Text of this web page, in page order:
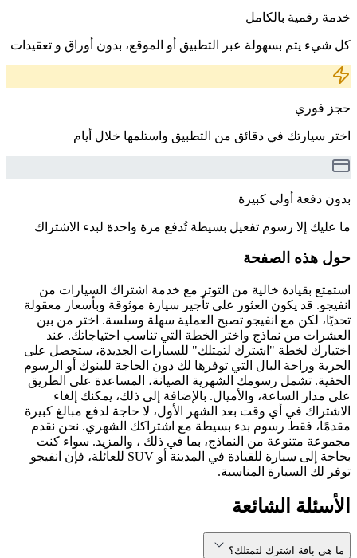
خدمة رقمية بالكامل
كل شيء يتم بسهولة عبر التطبيق أو الموقع، بدون أوراق و تعقيدات
حجز فوري
اختر سيارتك في دقائق من التطبيق واستلمها خلال أيام
بدون دفعة أولى كبيرة
ما عليك إلا رسوم تفعيل بسيطة تُدفع مرة واحدة لبدء الاشتراك
حول هذه الصفحة
استمتع بقيادة خالية من التوتر مع خدمة اشتراك السيارات من
انفيجو. قد يكون العثور على تأجير سيارة موثوقة وبأسعار معقولة
تحديًا، لكن مع انفيجو تصبح العملية سهلة وسلسة. اختر من بين
العشرات من نماذج واختر الخطة التي تناسب احتياجاتك. عند
اختيارك لخطة "اشترك لتمتلك" للسيارات الجديدة، ستحصل على
الحرية وراحة البال التي توفرها لك دون الحاجة للبنوك أو الرسوم
الخفية. تشمل رسومك الشهرية الصيانة، المساعدة على الطريق
على مدار الساعة، والأميال. بالإضافة إلى ذلك، يمكنك إلغاء
الاشتراك في أي وقت بعد الشهر الأول، لا حاجة لدفع مبالغ كبيرة
مقدمًا، فقط رسوم بدء بسيطة مع اشتراكك الشهري. نحن نقدم
مجموعة متنوعة من النماذج، بما في ذلك ، والمزيد. سواء كنت
بحاجة إلى سيارة للقيادة في المدينة أو SUV للعائلة، فإن انفيجو
توفر لك السيارة المناسبة.
الأسئلة الشائعة
ما هي باقة اشترك لتمتلك؟